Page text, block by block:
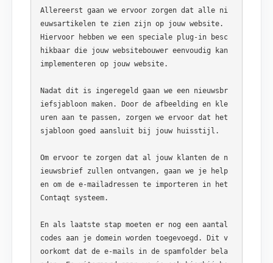
Allereerst gaan we ervoor zorgen dat alle ni
euwsartikelen te zien zijn op jouw website.
Hiervoor hebben we een speciale plug-in besc
hikbaar die jouw websitebouwer eenvoudig kan
implementeren op jouw website.
Nadat dit is ingeregeld gaan we een nieuwsbr
iefsjabloon maken. Door de afbeelding en kle
uren aan te passen, zorgen we ervoor dat het
sjabloon goed aansluit bij jouw huisstijl.
Om ervoor te zorgen dat al jouw klanten de n
ieuwsbrief zullen ontvangen, gaan we je help
en om de e-mailadressen te importeren in het
Contaqt systeem.
En als laatste stap moeten er nog een aantal
codes aan je domein worden toegevoegd. Dit v
oorkomt dat de e-mails in de spamfolder bela